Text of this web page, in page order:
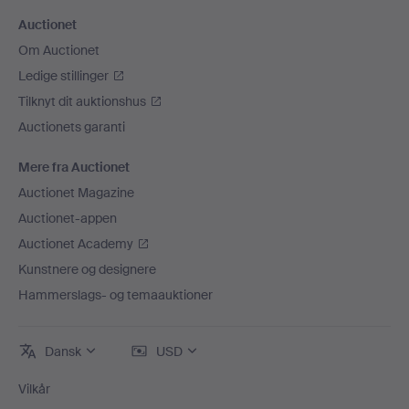
Auctionet
Om Auctionet
Ledige stillinger
Tilknyt dit auktionshus
Auctionets garanti
Mere fra Auctionet
Auctionet Magazine
Auctionet-appen
Auctionet Academy
Kunstnere og designere
Hammerslags- og temaauktioner
Dansk USD
Vilkår